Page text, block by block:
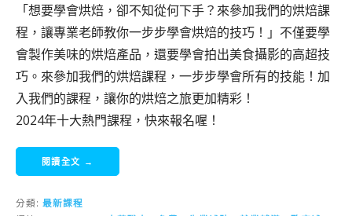
「想要學會烘焙，卻不知從何下手？來參加我們的烘焙課
程，讓專業老師教你一步步學會烘焙的技巧！」不僅要學
會製作美味的烘焙產品，還要學會拍出美食攝影的高超技
巧。來參加我們的烘焙課程，一步步學會所有的技能！加
入我們的課程，讓你的烘焙之旅更加精彩！
2024年十大熱門課程，快來報名喔！
閱讀全文 →
分類: 最新課程